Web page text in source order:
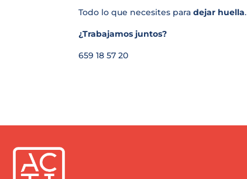
Todo lo que necesites paradejar huella.
¿Trabajamos juntos?
659 18 57 20